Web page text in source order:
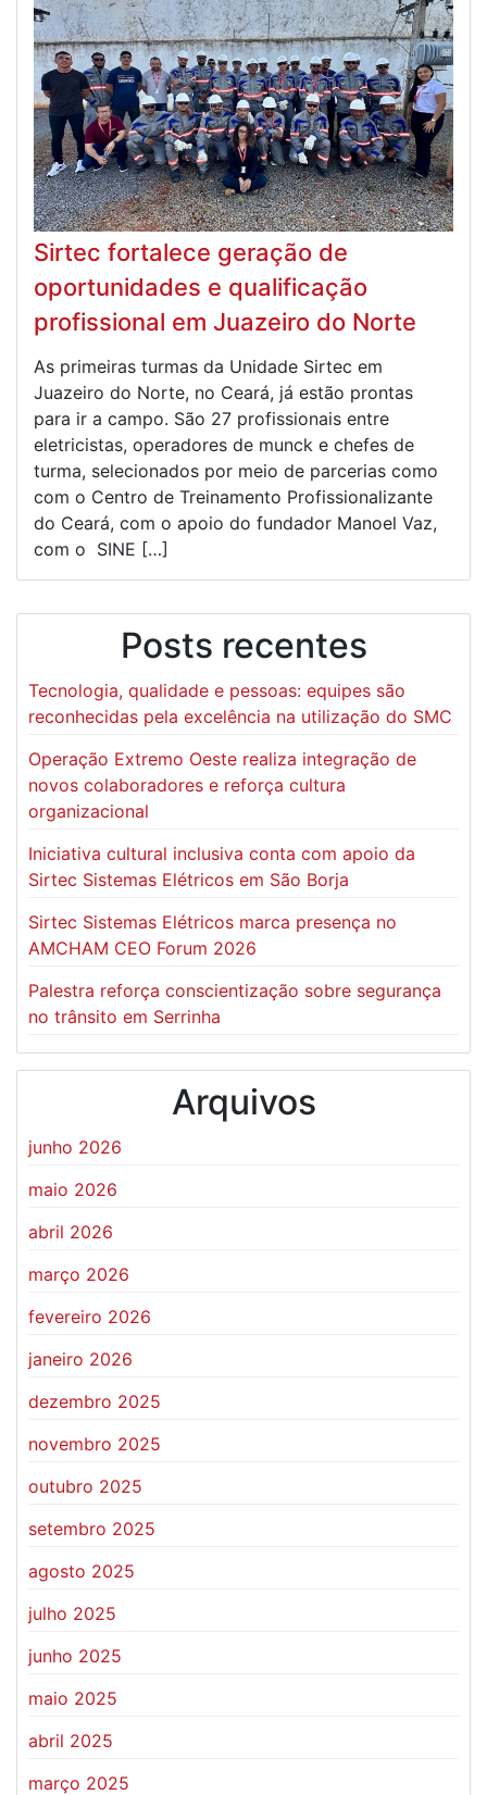
Sirtec fortalece geração de
oportunidades e qualificação
profissional em Juazeiro do Norte
As primeiras turmas da Unidade Sirtec em
Juazeiro do Norte, no Ceará, já estão prontas
para ir a campo. São 27 profissionais entre
eletricistas, operadores de munck e chefes de
turma, selecionados por meio de parcerias como
com o Centro de Treinamento Profissionalizante
do Ceará, com o apoio do fundador Manoel Vaz,
com o SINE […]
Posts recentes
Tecnologia, qualidade e pessoas: equipes são
reconhecidas pela excelência na utilização do SMC
Operação Extremo Oeste realiza integração de
novos colaboradores e reforça cultura
organizacional
Iniciativa cultural inclusiva conta com apoio da
Sirtec Sistemas Elétricos em São Borja
Sirtec Sistemas Elétricos marca presença no
AMCHAM CEO Forum 2026
Palestra reforça conscientização sobre segurança
no trânsito em Serrinha
Arquivos
junho 2026
maio 2026
abril 2026
março 2026
fevereiro 2026
janeiro 2026
dezembro 2025
novembro 2025
outubro 2025
setembro 2025
agosto 2025
julho 2025
junho 2025
maio 2025
abril 2025
março 2025